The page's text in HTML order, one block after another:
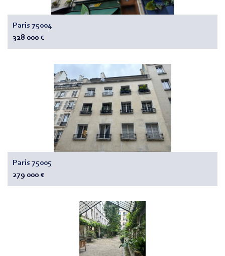
Paris 75004
328 000 €
Paris 75005
279 000 €